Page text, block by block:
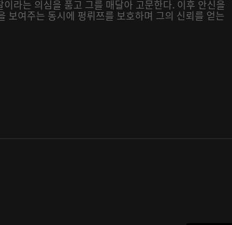
라는 의심을 품고 그를 매달아 고문한다. 이후 안신을
보여주는 동시에 펑뤼쯔를 보호하며 그의 신뢰를 얻는